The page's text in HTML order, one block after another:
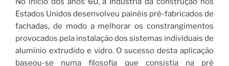
Estados Unidos desenvolveu painéis pré-fabricados de
fachadas, de modo a melhorar os constrangimentos
provocados pela instalação dos sistemas individuais de
alumínio extrudido e vidro. O sucesso desta aplicação
baseou-se numa filosofia que consistia na pré